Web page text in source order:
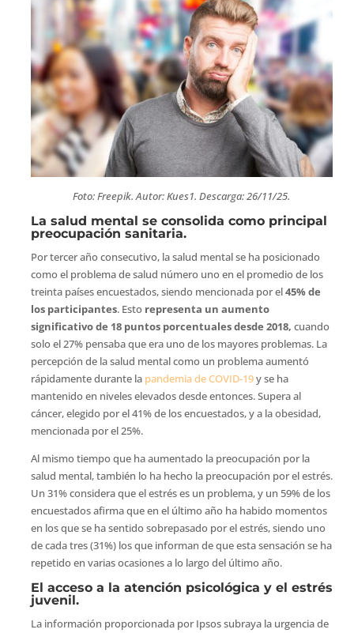
Foto: Freepik. Autor: Kues1. Descarga: 26/11/25.
La salud mental se consolida como principal
preocupación sanitaria.
Por tercer año consecutivo, la salud mental se ha posicionado
como el problema de salud número uno en el promedio de los
treinta países encuestados, siendo mencionada por el45% de
los participantes. Esto representa un aumento
significativo de 18 puntos porcentuales desde 2018, cuando
solo el 27% pensaba que era uno de los mayores problemas. La
percepción de la salud mental como un problema aumentó
rápidamente durante la pandemia de COVID-19y se ha
mantenido en niveles elevados desde entonces. Supera al
cáncer, elegido por el 41% de los encuestados, y a la obesidad,
mencionada por el 25%.
Al mismo tiempo que ha aumentado la preocupación por la
salud mental, también lo ha hecho la preocupación por el estrés.
Un 31% considera que el estrés es un problema, y un 59% de los
encuestados afirma que en el último año ha habido momentos
en los que se ha sentido sobrepasado por el estrés, siendo uno
de cada tres (31%) los que informan de que esta sensación se ha
repetido en varias ocasiones a lo largo del último año.
El acceso a la atención psicológica y el estrés
juvenil.
La información proporcionada por Ipsos subraya la urgencia de